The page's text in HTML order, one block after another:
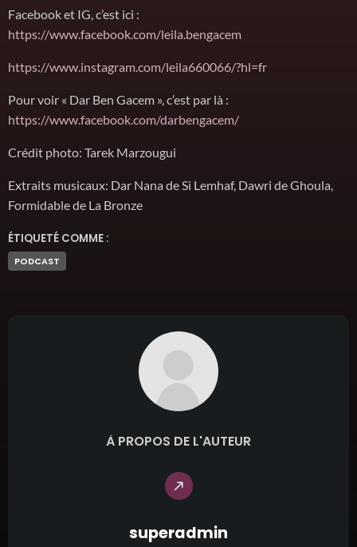
Facebook et IG, c’est ici :
https://www.facebook.com/leila.bengacem
https://www.instagram.com/leila660066/?hl=fr
Pour voir « Dar Ben Gacem », c’est par là :
https://www.facebook.com/darbengacem/
Crédit photo: Tarek Marzougui
Extraits musicaux: Dar Nana de Si Lemhaf, Dawri de Ghoula,
Formidable de La Bronze
ÉTIQUETÉ COMME :
PODCAST
À PROPOS DE L'AUTEUR
call_made
superadmin